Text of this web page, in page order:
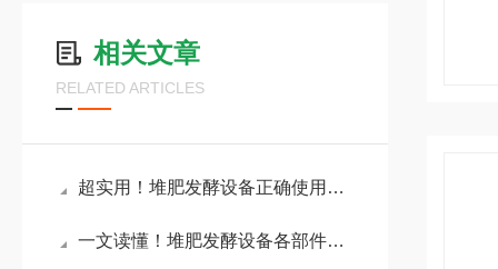
相关文章
RELATED ARTICLES
超实用！堆肥发酵设备正确使用方法大公开
一文读懂！堆肥发酵设备各部件的功能特点介绍